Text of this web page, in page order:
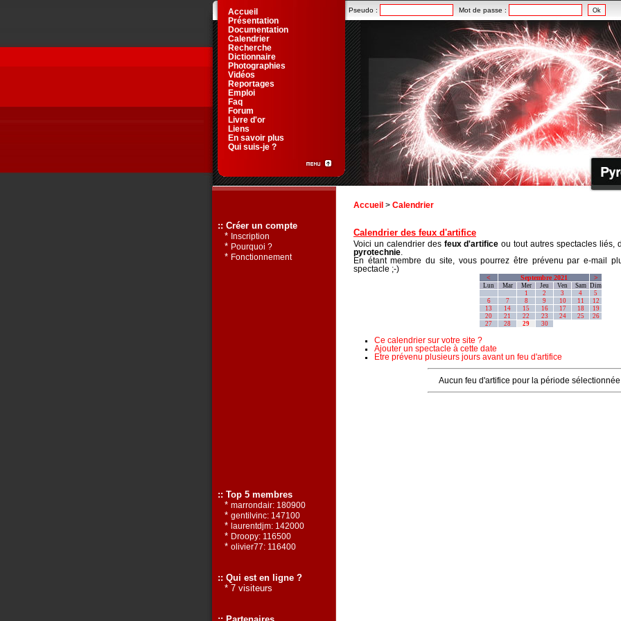
Accueil > Calendrier
Calendrier des feux d'artifice
Voici un calendrier des feux d'artifice ou tout autres spectacles liés,
pyrotechnie
En étant membre du site, vous pourrez être prévenu par e-mail
spectacle ;-)
< Septembre 2021 >
Lun Mar Mer Jeu Ven Sam Dim
1
2 3 4
5
6
7 8 9 10 11
12
13
14 15 16 17 18
19
20
21 22 23 24 25
26
27
28 29 30
Ce calendrier sur votre site ?
Ajouter un spectacle à cette date
Etre prévenu plusieurs jours avant un feu d'artifice
Aucun feu d'artifice pour la période
Pseudo : Mot de passe :
Accueil
Présentation
Documentation
Calendrier
Recherche
Dictionnaire
Photographies
Vidéos
Reportages
Emploi
Faq
Forum
Livre d'or
Liens
En savoir plus
Qui suis-je ?
:: Créer un compte
* Inscription
* Pourquoi ?
* Fonctionnement
:: Top 5 membres
* marrondair: 180900
* gentilvinc: 147100
* laurentdjm: 142000
* Droopy: 116500
* olivier77: 116400
:: Qui est en ligne ?
* 7 visiteurs